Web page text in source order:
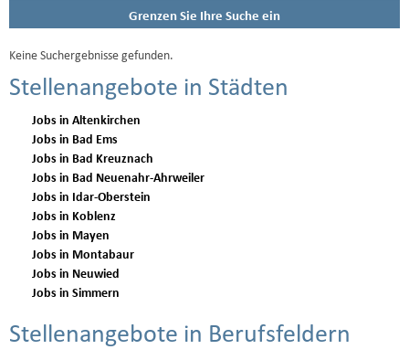
Grenzen Sie Ihre Suche ein
Keine Suchergebnisse gefunden.
Stellenangebote in Städten
Jobs in Altenkirchen
Jobs in Bad Ems
Jobs in Bad Kreuznach
Jobs in Bad Neuenahr-Ahrweiler
Jobs in Idar-Oberstein
Jobs in Koblenz
Jobs in Mayen
Jobs in Montabaur
Jobs in Neuwied
Jobs in Simmern
Stellenangebote in Berufsfeldern